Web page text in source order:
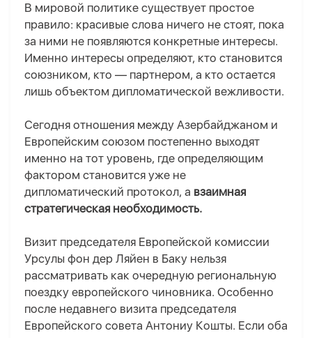
В мировой политике существует простое
правило: красивые слова ничего не стоят, пока
за ними не появляются конкретные интересы.
Именно интересы определяют, кто становится
союзником, кто — партнером, а кто остается
лишь объектом дипломатической вежливости.
Сегодня отношения между Азербайджаном и
Европейским союзом постепенно выходят
именно на тот уровень, где определяющим
фактором становится уже не
дипломатический протокол, а взаимная
стратегическая необходимость.
Визит председателя Европейской комиссии
Урсулы фон дер Ляйен в Баку нельзя
рассматривать как очередную региональную
поездку европейского чиновника. Особенно
после недавнего визита председателя
Европейского совета Антониу Кошты. Если оба